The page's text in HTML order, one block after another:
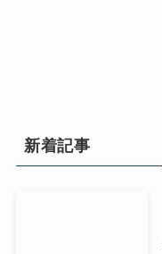
新着記事